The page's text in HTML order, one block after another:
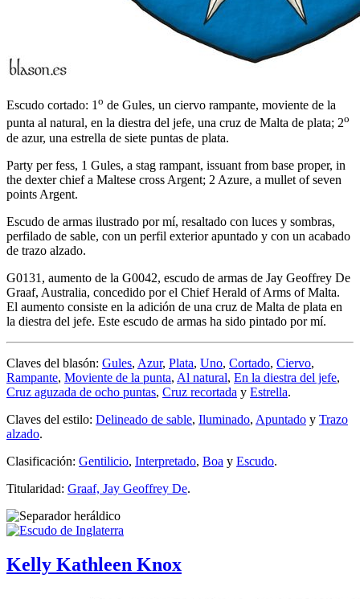
Escudo cortado: 1 o de Gules, un ciervo rampante, moviente de la
punta al natural, en la diestra del jefe, una cruz de Malta de plata; 2o
de azur, una estrella de siete puntas de plata.
Party per fess, 1 Gules, a stag rampant, issuant from base proper, in
the dexter chief a Maltese cross Argent; 2 Azure, a mullet of seven
points Argent.
Escudo de armas ilustrado por mí, resaltado con luces y sombras,
perfilado de sable, con un perfil exterior apuntado y con un acabado
de trazo alzado.
G0131, aumento de la G0042, escudo de armas de Jay Geoffrey De
Graaf, Australia, concedido por el Chief Herald of Arms of Malta.
El aumento consiste en la adición de una cruz de Malta de plata en
la diestra del jefe. Este escudo de armas ha sido pintado por mí.
Claves del blasón: Gules, Azur, Plata, Uno, Cortado, Ciervo,
Rampante, Moviente de la punta, Al natural, En la diestra del jefe,
Cruz aguzada de ocho puntas, Cruz recortada y Estrella.
Claves del estilo: Delineado de sable, Iluminado, Apuntado y Trazo
alzado.
Clasificación: Gentilicio, Interpretado, Boa y Escudo.
Titularidad: Graaf, Jay Geoffrey De.
Kelly Kathleen Knox